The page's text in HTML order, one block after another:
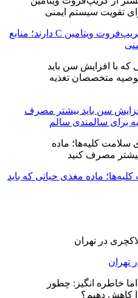
۷ ماده غذایی که بیشتر از گریپ‌فروت ویتامین C دارند؛ منابع
سن باید بیشتر مصرف
برای سالمندی سالم
ماده مغذی حیاتی که باید
تهران